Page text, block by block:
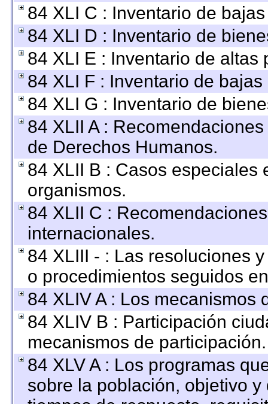
84 XLI C : Inventario de
84 XLI D : Inventario de
84 XLI E : Inventario de
84 XLI F : Inventario de
84 XLI G : Inventario de
84 XLII A :
de Derechos Humanos.
84 XLII B : Casos especiales
organismos.
84 XLII C :
internacionales.
84 XLIII - : Las resoluciones
o procedimientos seguidos
84 XLIV A : Los mecanismos
84 XLIV B : Participación
mecanismos de participación.
84 XLV A : Los programas
sobre la población, objetivo